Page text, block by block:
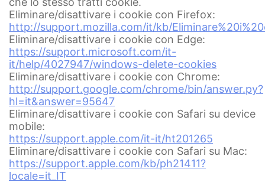
Eliminare/disattivare i cookie con Firefox:
http://support.mozilla.com/it/kb/
Eliminare/disattivare i cookie con Edge:
https://support.microsoft.com/it-
it/help/4027947/windows-delete-cookies
Eliminare/disattivare i cookie con Chrome:
http://support.google.com/chrome/bin/answer.py?
hl=it&answer=95647
Eliminare/disattivare i cookie con Safari su device
mobile:
https://support.apple.com/it-it/ht201265
Eliminare/disattivare i cookie con Safari su Mac:
https://support.apple.com/kb/ph21411?
locale=it_IT